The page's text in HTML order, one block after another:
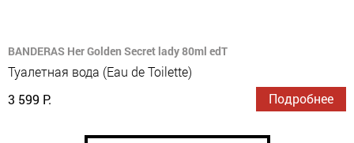
BANDERAS Her Golden Secret lady 80ml edT
Туалетная вода (Eau de Toilette)
3 599 Р.
Подробнее